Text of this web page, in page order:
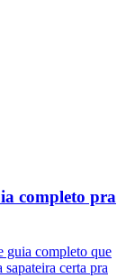
completo pra
guia completo que
certa pra